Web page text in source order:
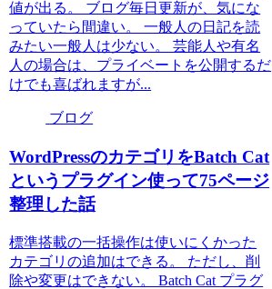
値が出る。 ブログ毎日更新が、気にな
っていたら間違い。 一般人の日記を読
みたい一般人は少ない。 芸能人や有名
人の場合は、プライベートを公開するだ
けでも喜ばれますが...
ブログ
WordPressのカテゴリをBatch Cat
というプラグイン使って75ページ
整理した話
標準搭載の一括操作は使いにくかった
カテゴリの追加はできる。 ただし、削
除や変更はできない。 Batch Cat プラグ